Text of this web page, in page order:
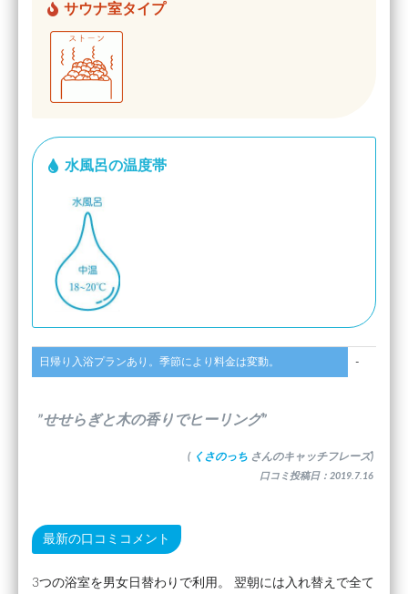
サウナ室タイプ
水風呂の温度帯
日帰り入浴プランあり。季節により料金は変動。 -
”せせらぎと木の香りでヒーリング”
( くさのっち さんのキャッチフレーズ)
口コミ投稿日：2019.7.16
最新の口コミコメント
3つの浴室を男女日替わりで利用。 翌朝には入れ替えで全て